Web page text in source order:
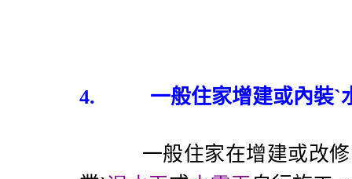
4. 一般住家增建或內裝
一般住家在增建或改修